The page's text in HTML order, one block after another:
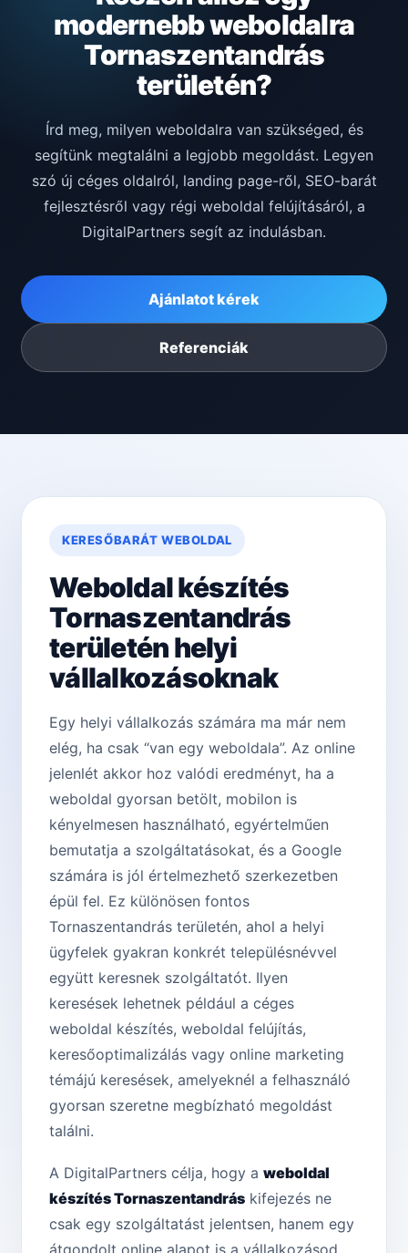
modernebb weboldalra
Tornaszentandrás
területén?
Írd meg, milyen weboldalra van szükséged, és
segítünk megtalálni a legjobb megoldást. Legyen
szó új céges oldalról, landing page-ről, SEO-barát
fejlesztésről vagy régi weboldal felújításáról, a
DigitalPartners segít az indulásban.
Ajánlatot kérek
Referenciák
KERESŐBARÁT WEBOLDAL
Weboldal készítés
Tornaszentandrás
területén helyi
vállalkozásoknak
Egy helyi vállalkozás számára ma már nem
elég, ha csak “van egy weboldala”. Az online
jelenlét akkor hoz valódi eredményt, ha a
weboldal gyorsan betölt, mobilon is
kényelmesen használható, egyértelműen
bemutatja a szolgáltatásokat, és a Google
számára is jól értelmezhető szerkezetben
épül fel. Ez különösen fontos
Tornaszentandrás területén, ahol a helyi
ügyfelek gyakran konkrét településnévvel
együtt keresnek szolgáltatót. Ilyen
keresések lehetnek például a céges
weboldal készítés, weboldal felújítás,
keresőoptimalizálás vagy online marketing
témájú keresések, amelyeknél a felhasználó
gyorsan szeretne megbízható megoldást
találni.
A DigitalPartners célja, hogy a weboldal
készítés Tornaszentandrás kifejezés ne
csak egy szolgáltatást jelentsen, hanem egy